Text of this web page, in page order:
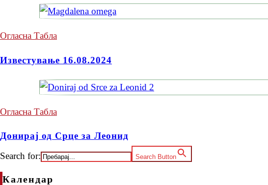
Огласна Табла
Известување 16.08.2024
Огласна Табла
Донирај од Срце за Леонид
Search for:
Search Button
Календар